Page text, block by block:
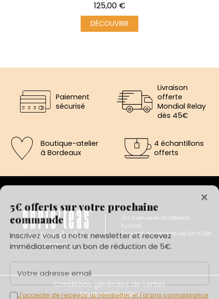
Prix
125,00 €
DÉCOUVRIR
Paiement
sécurisé
Livraison
offerte
Mondial Relay
dès 45€
Boutique-atelier
à Bordeaux
4 échantillons
offerts
192 avenue de St-Médard,
Eysines
Du lundi au vendredi de 12h à 19h
×
5€ offerts sur votre prochaine
commande
Inscrivez vous a notre newsletter et recevez
immédiatement un bon de réduction de 5€.
Votre adresse email
J'accepte de recevoir la newsletter et j'ai pris connaissance
Conditions générales de ventes
Mentions légales